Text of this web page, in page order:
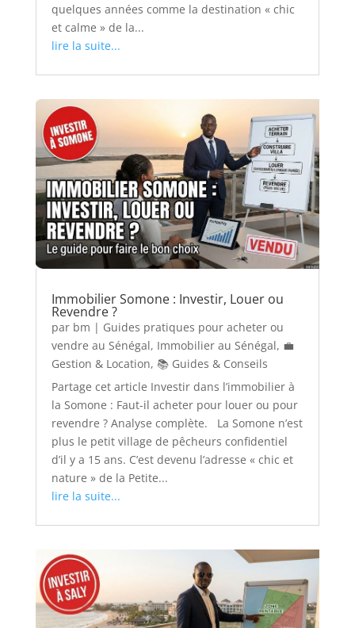
quelques années comme la destination « chic
et calme » de la...
lire la suite...
Immobilier Somone : Investir, Louer ou
Revendre ?
par bm | Guides pratiques pour acheter ou
vendre au Sénégal, Immobilier au Sénégal, 💼
Gestion & Location, 📚 Guides & Conseils
Partage cet article Investir dans l’immobilier à
la Somone : Faut-il acheter pour louer ou pour
revendre ? Analyse complète. La Somone n’est
plus le petit village de pêcheurs confidentiel
d’il y a 15 ans. C’est devenu l’adresse « chic et
nature » de la Petite...
lire la suite...